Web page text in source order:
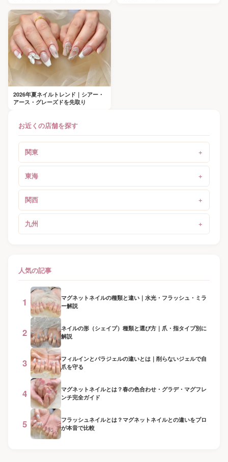
2026年夏ネイルトレンド｜シアー・
アース・グレーズドを先取り
お近くの店舗を探す
関東
東海
関西
九州
人気の記事
1
マグネットネイルの種類と違い｜水光・フラッシュ・ミラ
ー解説
2
ネイルの形（シェイプ）種類と選び方｜爪・指タイプ別に
解説
3
フィルインとパラジェルの違いとは｜削らないジェルで自
爪を守る
4
マグネットネイルとは？春の色合わせ・グラデ・マグフレ
ンチ完全ガイド
5
フラッシュネイルとは？マグネットネイルとの違いをプロ
が本音で比較